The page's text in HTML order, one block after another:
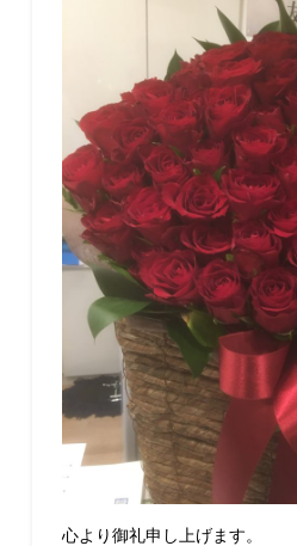
心より御礼申し上げます。